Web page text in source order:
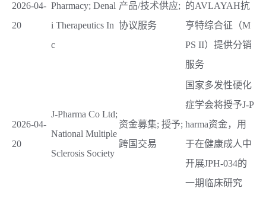
2026-04-
20
Pharmacy; Denal
i Therapeutics In
c
产品/技术供应;
协议服务
的AVLAYAH抗
亨特综合征（M
PS II）提供分销
服务
2026-04-
20
J-Pharma Co Ltd;
National Multiple
Sclerosis Society
资金募集; 授予;
跨国交易
国家多发性硬化
症学会将授予J-P
harma资金，用
于在健康成人中
开展JPH-034的
一期临床研究